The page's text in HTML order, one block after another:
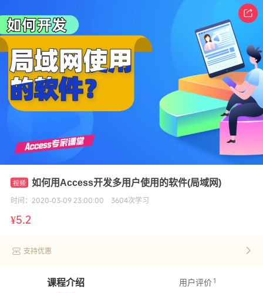
如何用Access开发多用户使用的软件(局域网)
时间： 2020-03-09 23:00:00 3604次学习
¥5.2
支持优惠
课程介绍 用户评价1